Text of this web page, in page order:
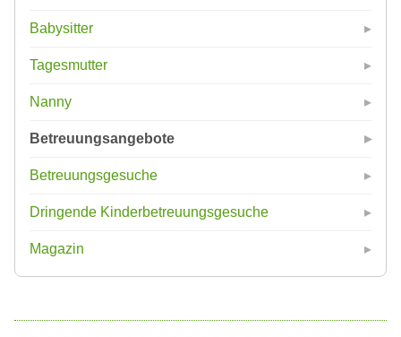
Babysitter
Tagesmutter
Nanny
Betreuungsangebote
Betreuungsgesuche
Dringende Kinderbetreuungsgesuche
Magazin